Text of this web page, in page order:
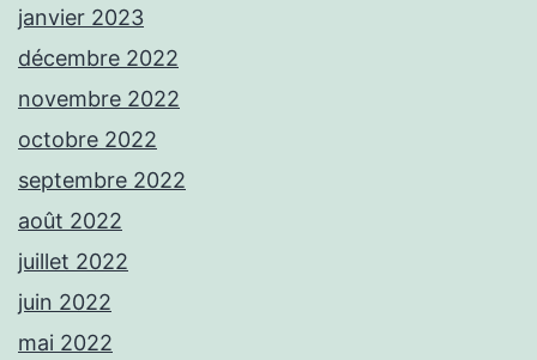
janvier 2023
décembre 2022
novembre 2022
octobre 2022
septembre 2022
août 2022
juillet 2022
juin 2022
mai 2022